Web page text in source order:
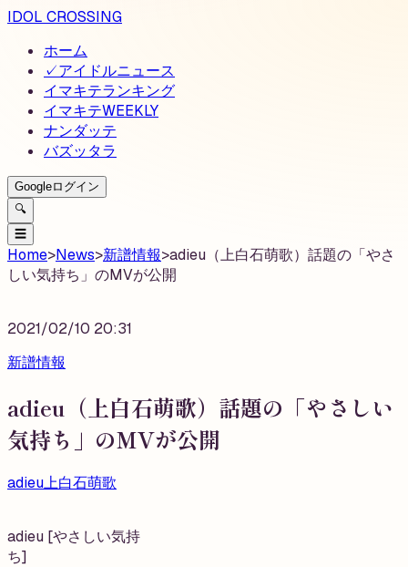
IDOL CROSSING
ホーム
✓アイドルニュース
イマキテランキング
イマキテWEEKLY
ナンダッテ
バズッタラ
Googleログイン
🔍
☰
Home>News>新譜情報>adieu（上白石萌歌）話題の「やさ
しい気持ち」のMVが公開
2021/02/10 20:31
新譜情報
adieu（上白石萌歌）話題の「やさしい
気持ち」のMVが公開
adieu上白石萌歌
adieu [やさしい気持
ち]